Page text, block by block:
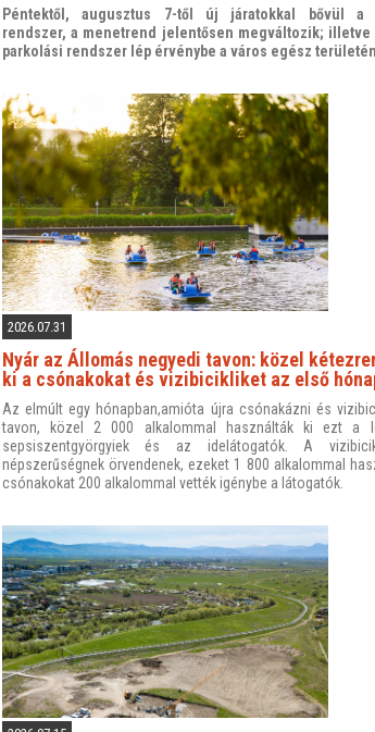
Péntektől, augusztus 7-től új járatokkal bővül a
rendszer, a menetrend jelentősen megváltozik;
parkolási rendszer lép érvénybe a város egész
2026.07.31
Nyár az Állomás negyedi tavon: közel
ki a csónakokat és vizibicikliket az első
Az elmúlt egy hónapban,amióta újra csónakázni és
tavon, közel 2 000 alkalommal használták ki ezt a
sepsiszentgyörgyiek és az idelátogatók. A
népszerűségnek örvendenek, ezeket 1 800 alkalommal
csónakokat 200 alkalommal vették igénybe a látogatók.